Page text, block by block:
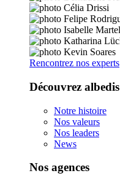
Rencontrez nos experts
Découvrez albedis
Notre histoire
Nos valeurs
Nos leaders
News
Nos agences